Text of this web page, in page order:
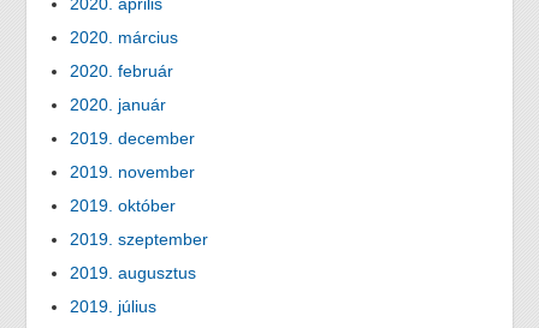
2020. március
2020. február
2020. január
2019. december
2019. november
2019. október
2019. szeptember
2019. augusztus
2019. július